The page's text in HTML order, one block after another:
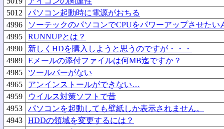
5012
パソコン起動時に電源がおちる
4996
ソーテックのパソコンでCPUをパワーアップさせたい
4995
RUNNUPとは？
4990
新しくHDを購入しようと思うのですが・・・
4989
Eメールの添付ファイルは何MB迄ですか？
4985
ツールバーがない
4965
アンインストールができない…
4959
ウイルス対策ソフトで昔
4953
パソコンを起動しても壁紙しか表示されません。
4943
HDDの領域を変更するには？